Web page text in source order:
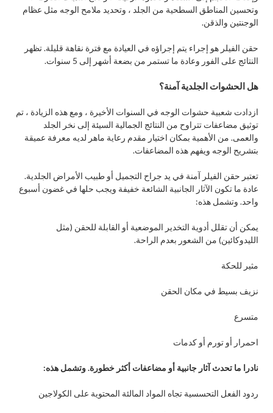
وتحسين المناطق السطحية من الجلد ، وتحديد ملامح الوجه مثل عظام
الوجنتين والذقن.
حقن الفيلر هو إجراء يتم إجراؤه في العيادة مع فترة نقاهة قليلة. تظهر
النتائج على الفور وعادة ما تستمر من بضعة أشهر إلى 5 سنوات.
هل الحشوات الجلدية آمنة؟
ازدادت شعبية حشوات الوجه في السنوات الأخيرة ، ومع هذه الزيادة ، تم
توثيق مضاعفات تتراوح من النتائج الجمالية السيئة إلى نخر الجلد
والعمى. من الأهمية بمكان اختيار مقدم رعاية ماهر لديه معرفة عميقة
بتشريح الوجه ويفهم هذه المضاعفات.
تعتبر حقن الفيلر آمنة في يد جراح التجميل أو طبيب الأمراض الجلدية.
عادة ما تكون الآثار الجانبية الشائعة خفيفة ويجب حلها في غضون أسبوع
واحد. وتشمل هذه:
يمكن أن تقلل أدوية التخدير الموضعية أو القابلة للحقن (مثل
الليدوكائين) من الشعور بعدم الراحة.
مثير للحكة
نزيف بسيط في مكان الحقن
متسرع
احمرار أو تورم أو كدمات
نادرا ما تحدث آثار جانبية أو مضاعفات أكثر خطورة. وتشمل هذه:
ردود الفعل التحسسية تجاه المواد المالئة المحتوية على الكولاجين